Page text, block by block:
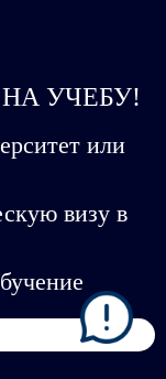
УЧЕБУ!
или
визу в